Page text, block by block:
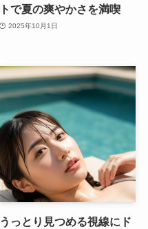
トで夏の爽やかさを満喫
2025年10月1日
うっとり見つめる視線にド